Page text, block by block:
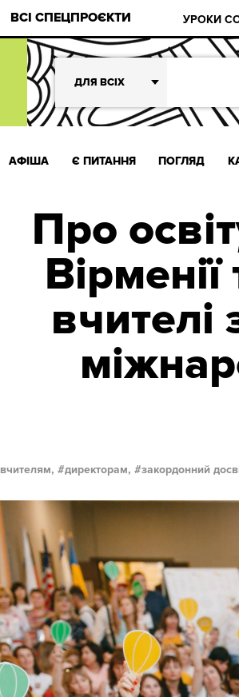
ВСІ СПЕЦПРОЄКТИ УРОКИ
ДЛЯ ВСІХ
АФІША Є ПИТАННЯ ПОГЛЯД
Про
вчителі
вчителям, директорам, закордонний